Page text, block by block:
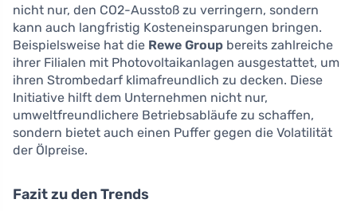
nicht nur, den CO2-Ausstoß zu verringern, sondern
kann auch langfristig Kosteneinsparungen bringen.
Beispielsweise hat die Rewe Group bereits zahlreiche
ihrer Filialen mit Photovoltaikanlagen ausgestattet, um
ihren Strombedarf klimafreundlich zu decken. Diese
Initiative hilft dem Unternehmen nicht nur,
umweltfreundlichere Betriebsabläufe zu schaffen,
sondern bietet auch einen Puffer gegen die Volatilität
der Ölpreise.
Fazit zu den Trends